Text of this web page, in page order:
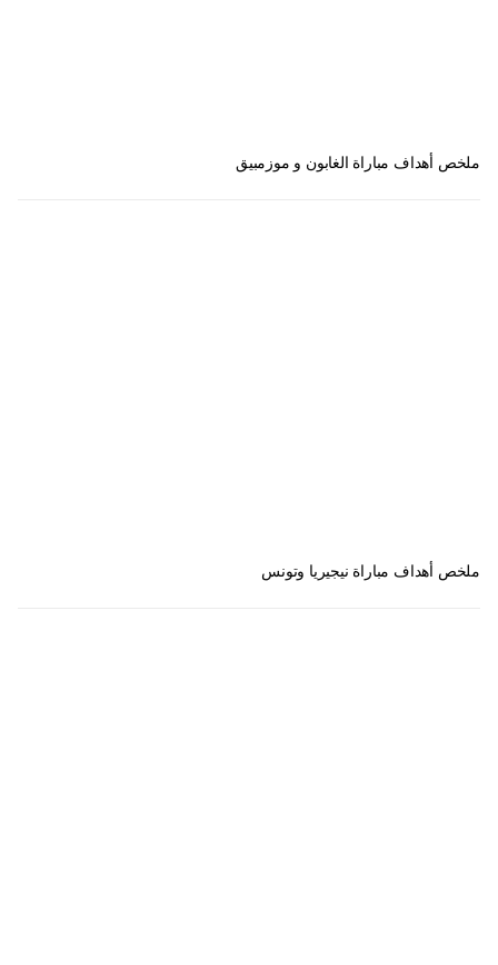
ملخص أهداف مباراة الغابون و موزمبيق
ملخص أهداف مباراة نيجيريا وتونس